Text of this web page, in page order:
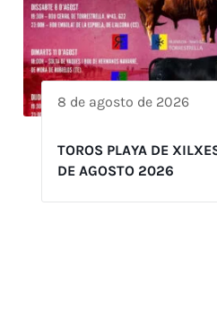
8 de agosto de 2026
TOROS PLAYA DE
DE AGOSTO 2026